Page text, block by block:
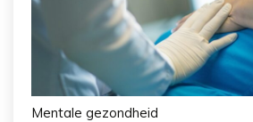
Mentale gezondheid